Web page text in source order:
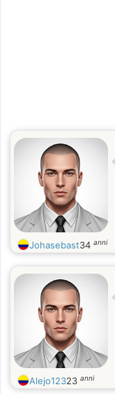
Johasebast34 anni
Alejo12323 anni